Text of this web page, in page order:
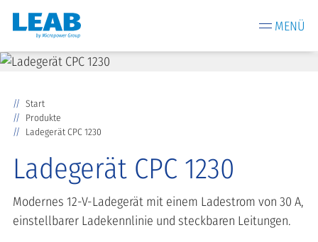
MENÜ
Start
Produkte
Ladegerät CPC 1230
Ladegerät CPC 1230
Modernes 12-V-Ladegerät mit einem Ladestrom von 30 A,
einstellbarer Ladekennlinie und steckbaren Leitungen.